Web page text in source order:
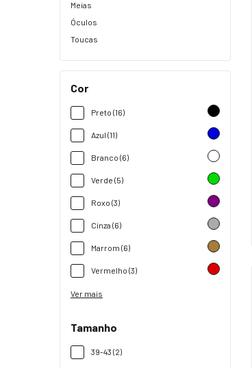
Meias
Óculos
Toucas
Cor
Preto (16)
Azul (11)
Branco (6)
Verde (5)
Roxo (3)
Cinza (6)
Marrom (6)
Vermelho (3)
Ver mais
Tamanho
39-43 (2)